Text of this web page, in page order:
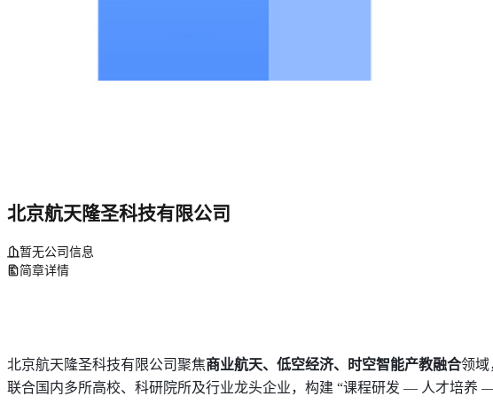
北京航天隆圣科技有限公司
暂无公司信息
简章详情
北京航天 隆圣科技有限公司聚焦商业航天、低空经济、时空智能产教融合领域
联合国内多所高校、科研院所及行业龙头企业，构建 “课程研发 — 人才培养 —